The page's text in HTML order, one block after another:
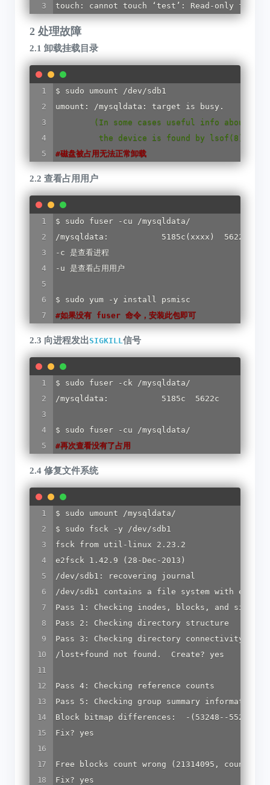
touch: cannot touch ‘test’: Read-only file
2 处理故障
2.1 卸载挂载目录
$ sudo umount /dev/sdb1
(In some cases useful info about
the device is found by lsof(8) or
#磁盘被占用无法正常卸载
2.2 查看占用用户
$ sudo fuser -cu /mysqldata/
/mysqldata:           5185c(xxxx)
-c 是查看进程
-u 是查看占用用户
#如果没有 fuser 命令，安装此包即可
2.3 向进程发出SIGKILL 信号
$ sudo fuser -ck /mysqldata/
/mysqldata:           5185c  5622c
#再次查看没有了占用
2.4 修复文件系统
$ sudo umount /mysqldata/
$ sudo fsck -y /dev/sdb1
fsck from util-linux 2.23.2
e2fsck 1.42.9 (28-Dec-2013)
/dev/sdb1: recovering journal
/dev/sdb1 contains a file system with
Pass 1: Checking inodes, blocks, and sizes
Pass 2: Checking directory structure
Pass 3: Checking directory connectivity
/lost+found not found.  Create? yes
Pass 4: Checking reference counts
Pass 5: Checking group summary information
Block bitmap differences:  -(53248--55295) -
Fix? yes
Free blocks count wrong (21314095,
Fix? yes